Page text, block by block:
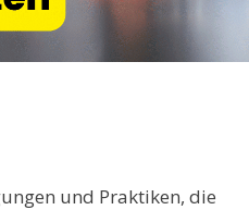
und Praktiken, die